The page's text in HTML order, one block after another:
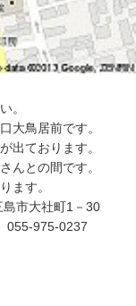
。
大鳥居前です。
出ております。
んとの間です。
ます。
島市大社町1－30
975-0237